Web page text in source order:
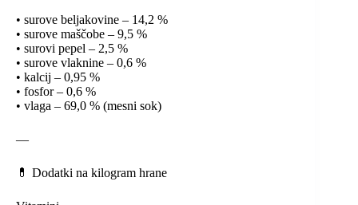
• surove beljakovine – 14,2 %
• surove maščobe – 9,5 %
• surovi pepel – 2,5 %
• surove vlaknine – 0,6 %
• kalcij – 0,95 %
• fosfor – 0,6 %
• vlaga – 69,0 % (mesni sok)
—
💊 Dodatki na kilogram hrane